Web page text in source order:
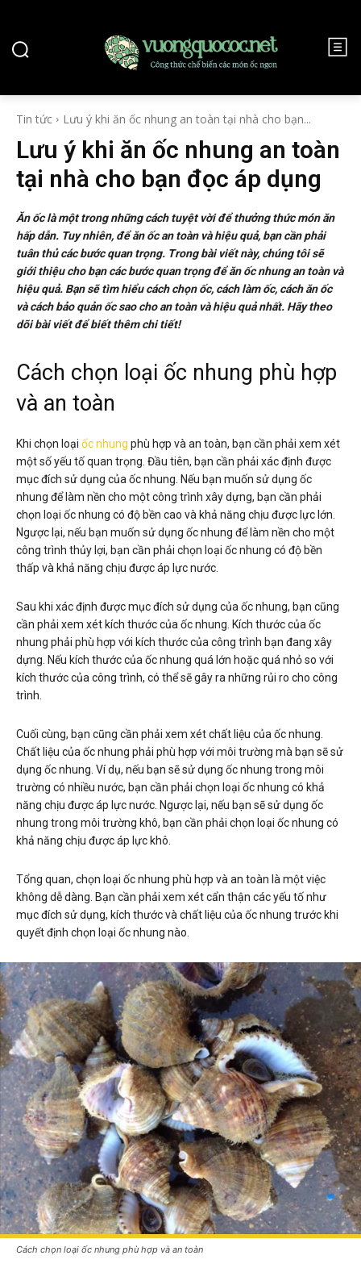
Tin tức Lưu ý khi ăn ốc nhung an toàn tại nhà cho bạn...
Lưu ý khi ăn ốc nhung an toàn
tại nhà cho bạn đọc áp dụng
Ăn ốc là một trong những cách tuyệt vời để thưởng thức món ăn
hấp dẫn. Tuy nhiên, để ăn ốc an toàn và hiệu quả, bạn cần phải
tuân thủ các bước quan trọng. Trong bài viết này, chúng tôi sẽ
giới thiệu cho bạn các bước quan trọng để ăn ốc nhung an toàn và
hiệu quả. Bạn sẽ tìm hiểu cách chọn ốc, cách làm ốc, cách ăn ốc
và cách bảo quản ốc sao cho an toàn và hiệu quả nhất. Hãy theo
dõi bài viết để biết thêm chi tiết!
Cách chọn loại ốc nhung phù hợp
và an toàn
Khi chọn loại ốc nhung phù hợp và an toàn, bạn cần phải xem xét
một số yếu tố quan trọng. Đầu tiên, bạn cần phải xác định được
mục đích sử dụng của ốc nhung. Nếu bạn muốn sử dụng ốc
nhung để làm nền cho một công trình xây dựng, bạn cần phải
chọn loại ốc nhung có độ bền cao và khả năng chịu được lực lớn.
Ngược lại, nếu bạn muốn sử dụng ốc nhung để làm nền cho một
công trình thủy lợi, bạn cần phải chọn loại ốc nhung có độ bền
thấp và khả năng chịu được áp lực nước.
Sau khi xác định được mục đích sử dụng của ốc nhung, bạn cũng
cần phải xem xét kích thước của ốc nhung. Kích thước của ốc
nhung phải phù hợp với kích thước của công trình bạn đang xây
dựng. Nếu kích thước của ốc nhung quá lớn hoặc quá nhỏ so với
kích thước của công trình, có thể sẽ gây ra những rủi ro cho công
trình.
Cuối cùng, bạn cũng cần phải xem xét chất liệu của ốc nhung.
Chất liệu của ốc nhung phải phù hợp với môi trường mà bạn sẽ sử
dụng ốc nhung. Ví dụ, nếu bạn sẽ sử dụng ốc nhung trong môi
trường có nhiều nước, bạn cần phải chọn loại ốc nhung có khả
năng chịu được áp lực nước. Ngược lại, nếu bạn sẽ sử dụng ốc
nhung trong môi trường khô, bạn cần phải chọn loại ốc nhung có
khả năng chịu được áp lực khô.
Tổng quan, chọn loại ốc nhung phù hợp và an toàn là một việc
không dễ dàng. Bạn cần phải xem xét cẩn thận các yếu tố như
mục đích sử dụng, kích thước và chất liệu của ốc nhung trước khi
quyết định chọn loại ốc nhung nào.
Cách chọn loại ốc nhung phù hợp và an toàn